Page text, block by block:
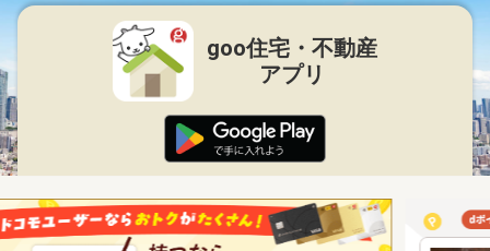
goo住宅・不動産
アプリ